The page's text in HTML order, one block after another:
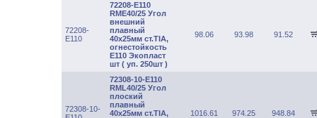
72208-
E110
72208-E110
RME40/25 Угол
внешний
плавный
40х25мм ст.TIA,
огнестойкость
Е110 Экопласт
шт ( уп. 250шт )
98.06 93.98 91.52
72308-10-
72308-10-E110
RML40/25 Угол
плоский
плавный
40х25мм ст.TIA,
1016.61 974.25 948.84